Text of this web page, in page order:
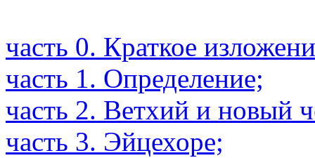
часть 0. Краткое
часть 1. Определение;
часть 2. Ветхий и новый
часть 3. Эйцехоре;